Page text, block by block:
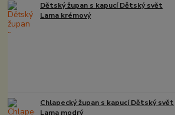
Dětský župan s kapucí Dětský svět
Lama krémový
Chlapecký župan s kapucí Dětský svět
Lama modrý